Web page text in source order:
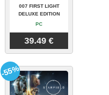
007 FIRST LIGHT
DELUXE EDITION
PC
39.49 €
-55%